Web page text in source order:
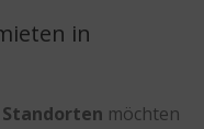
in
Standorten möchten